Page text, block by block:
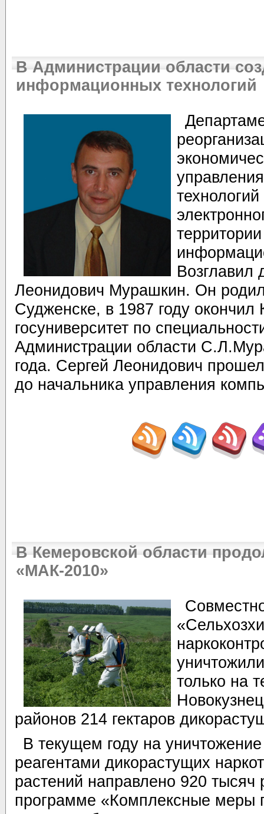
В Администрации области
информационных технологий
Возглавил
Леонидович Мурашкин. Он
Судженске, в 1987 году окончил
госуниверситет по
Администрации области
года. Сергей Леонидович прошел
до начальника управления
В Кемеровской области
«МАК-2010»
только на
районов 214 гектаров
В текущем году на
реагентами дикорастущих
растений направлено 920
программе «Комплексные меры